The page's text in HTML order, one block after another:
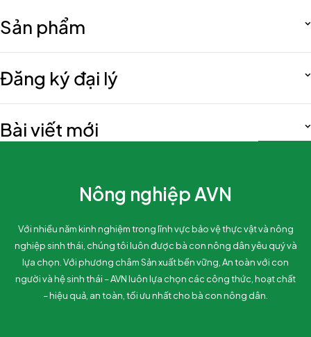
Sản phẩm
Đăng ký đại lý
Bài viết mới
Nông nghiệp AVN
Với nhiều năm kinh nghiệm trong lĩnh vực bảo vệ thực vật và nông
nghiệp sinh thái, chúng tôi luôn được bà con nông dân yêu quý và
lựa chọn. Với phương châm Sản xuất bền vững, An toàn với con
người và hệ sinh thái – AVN luôn lựa chọn các công thức, hoạt chất
– hiệu quả, an toàn, tối ưu nhất cho bà con nông dân.